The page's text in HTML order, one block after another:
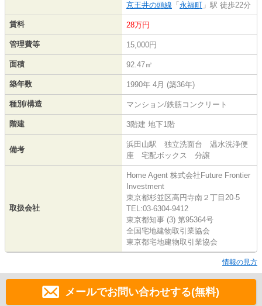
京王井の頭線 「 永福町 」駅 徒歩22分
賃料 28万円
管理費等 15,000円
面積 92.47㎡
築年数 1990年 4月 (築36年)
種別/構造 マンション/鉄筋コンクリート
階建 3階建 地下1階
備考
浜田山駅 独立洗面台 温水洗浄便
座 宅配ボックス 分譲
取扱会社
Home Agent 株式会社Future Frontier
Investment
東京都杉並区高円寺南２丁目20-5
TEL:03-6304-9412
東京都知事 (3) 第95364号
全国宅地建物取引業協会
東京都宅地建物取引業協会
情報の見方
メールでお問い合わせする(無料)